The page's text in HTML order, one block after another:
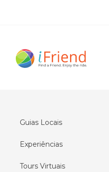
Guias Locais
Experiências
Tours Virtuais